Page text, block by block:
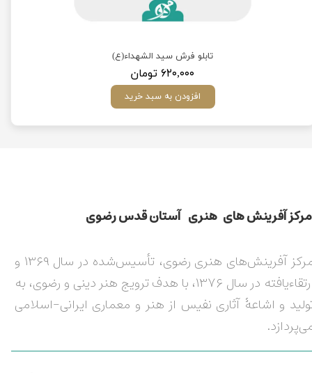
تابلو فرش سید الشهداء(ع)
۶۲۰,۰۰۰ تومان
افزودن به سبد خرید
مركز آفرينش های هنری آستان قدس رضوی​​​​​​​​​​​​​​
مرکز آفرینش‌های هنری رضوی، تأسیس‌شده در سال ۱۳۶۹ و
ارتقاءیافته در سال ۱۳۷۶، با هدف ترویج هنر دینی و رضوی، به
و اشاعۀ آثاری نفیس از هنر و معماری ایرانی-اسلامی